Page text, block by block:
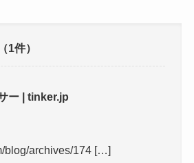
（1件）
ー | tinker.jp
blog/archives/174 […]